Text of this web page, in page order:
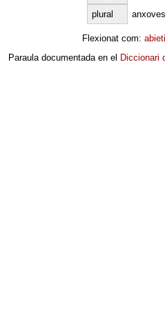
plural
anxoves
Flexionat com:
Paraula documentada en el Diccionari